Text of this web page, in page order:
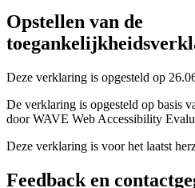
Opstellen van de
Deze verklaring is opgesteld op
De verklaring is opgesteld op basis
door WAVE Web Accessibility
Deze verklaring is voor het laatst
Feedback en